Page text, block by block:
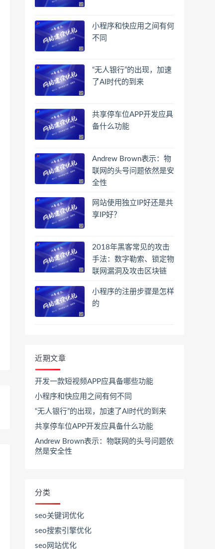
小程序和快应用之间有何
不同
“无人银行”的出现，加速
了AI时代的到来
共享停车位APP开发应具
备什么功能
Andrew Brown表示：物
联网的头号问题依然是安
全性
网站使用独立IP好还是共
享IP好？
2018年黑客常见的攻击
手法：数字勒索、锁定物
联网漏洞及攻击区块链
小程序的注册步骤是怎样
的
近期文章
开发一款短视频APP应具备哪些功能
小程序和快应用之间有何不同
“无人银行”的出现，加速了AI时代的到来
共享停车位APP开发应具备什么功能
Andrew Brown表示：物联网的头号问题依
然是安全性
分类
seo关键词优化
seo搜索引擎优化
seo网站优化